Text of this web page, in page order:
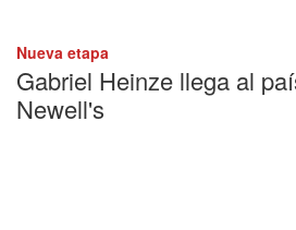
Nueva etapa
Gabriel Heinze llega al
Newell's